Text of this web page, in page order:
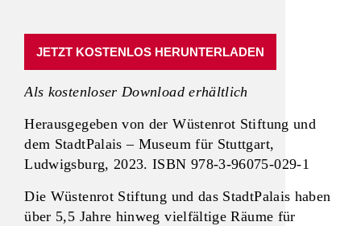
JETZT KOSTENLOS HERUNTERLADEN
Als kostenloser Download erhältlich
Herausgegeben von der Wüstenrot Stiftung und
dem StadtPalais – Museum für Stuttgart,
Ludwigsburg, 2023. ISBN 978-3-96075-029-1
Die Wüstenrot Stiftung und das StadtPalais haben
über 5,5 Jahre hinweg vielfältige Räume für